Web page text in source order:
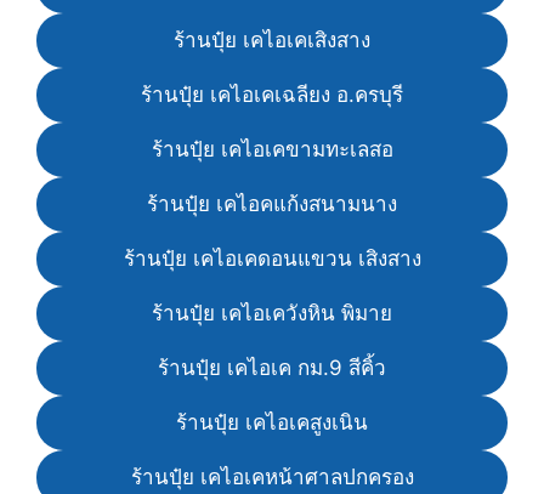
ร้านปุ๋ย เคไอเคเสิงสาง
ร้านปุ๋ย เคไอเคเฉลียง อ.ครบุรี
ร้านปุ๋ย เคไอเคขามทะเลสอ
ร้านปุ๋ย เคไอคแก้งสนามนาง
ร้านปุ๋ย เคไอเคดอนแขวน เสิงสาง
ร้านปุ๋ย เคไอเควังหิน พิมาย
ร้านปุ๋ย เคไอเค กม.9 สีคิ้ว
ร้านปุ๋ย เคไอเคสูงเนิน
ร้านปุ๋ย เคไอเคหน้าศาลปกครอง